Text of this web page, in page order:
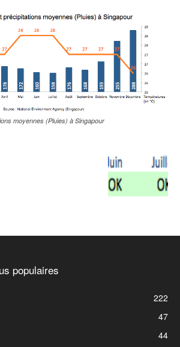
moyennes (Pluies) à Singapour
populaires
222
47
44